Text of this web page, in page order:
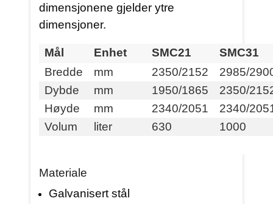
dimensjonene gjelder ytre
dimensjoner.
Mål Enhet SMC21
SMC31
Bredde
mm 2350/2152
2985/
Dybde
mm 1950/1865
2350/
Høyde
mm 2340/2051
2340/
Volum
liter 630 1000
Materiale
Galvanisert stål